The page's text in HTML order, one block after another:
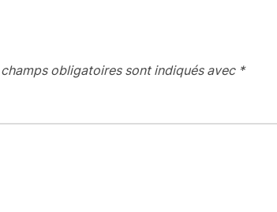
champs obligatoires sont indiqués avec *